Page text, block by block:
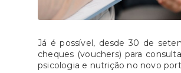
Já é possível, desde 30 de
cheques (vouchers) para
psicologia e nutrição no novo